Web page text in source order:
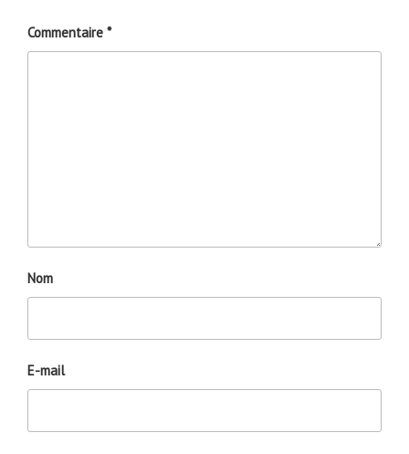
Commentaire *
Nom
E-mail